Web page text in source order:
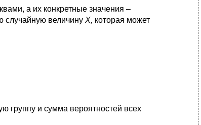
а их конкретные значения –
случайную величину Х, которая может
группу и сумма вероятностей всех